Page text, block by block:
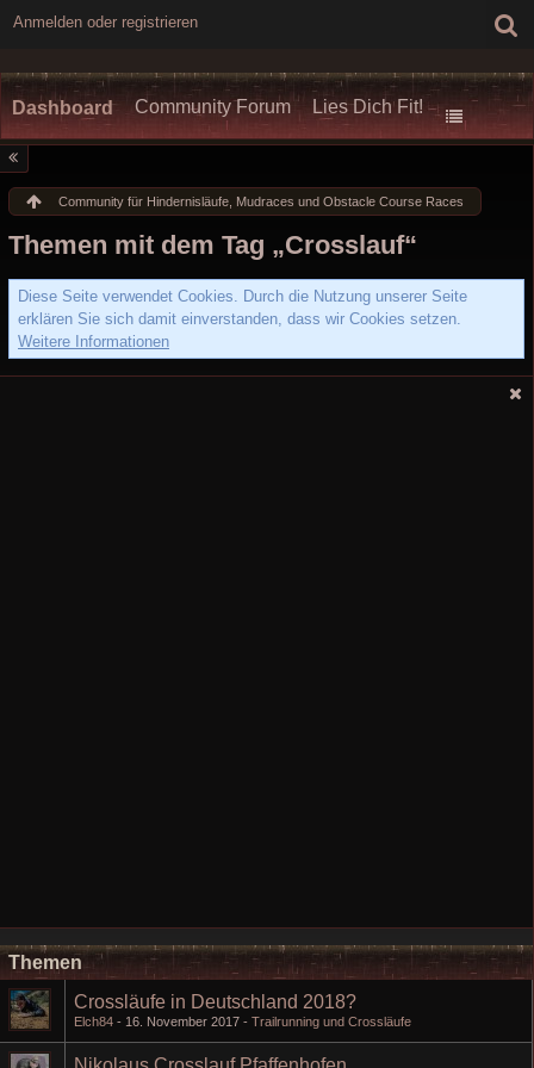
Anmelden oder registrieren
Dashboard Community Forum Lies Dich Fit!
Community für Hindernisläufe, Mudraces und Obstacle Course Races
Themen mit dem Tag „Crosslauf“
Diese Seite verwendet Cookies. Durch die Nutzung unserer Seite
erklären Sie sich damit einverstanden, dass wir Cookies setzen.
Weitere Informationen
Themen
Crossläufe in Deutschland 2018?
Elch84 16. November 2017 Trailrunning und Crossläufe